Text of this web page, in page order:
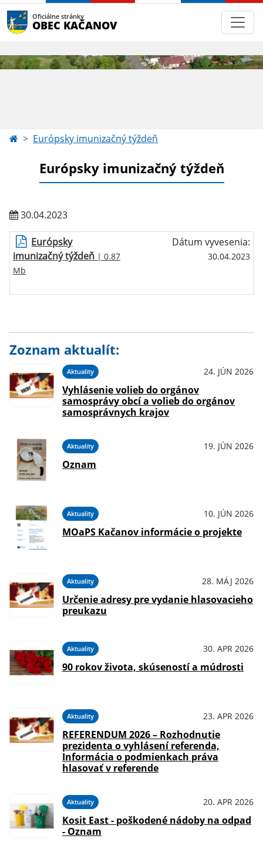
Oficiálne stránky
OBEC KAČANOV
Európsky imunizačný týždeň
Európsky imunizačný týždeň
30.04.2023
Európsky
imunizačný týždeň | 0.87
Mb
Dátum vyvesenia:
30.04.2023
Zoznam aktualít:
Aktuality 24. JÚN 2026
Vyhlásenie volieb do orgánov
samosprávy obcí a volieb do orgánov
samosprávnych krajov
Aktuality 19. JÚN 2026
Oznam
Aktuality 10. JÚN 2026
MOaPS Kačanov informácie o projekte
Aktuality 28. MÁJ 2026
Určenie adresy pre vydanie hlasovacieho
preukazu
Aktuality 30. APR 2026
90 rokov života, skúseností a múdrosti
Aktuality 23. APR 2026
REFERENDUM 2026 – Rozhodnutie
prezidenta o vyhlásení referenda,
Informácia o podmienkach práva
hlasovať v referende
Aktuality 20. APR 2026
Kosit East - poškodené nádoby na odpad
- Oznam